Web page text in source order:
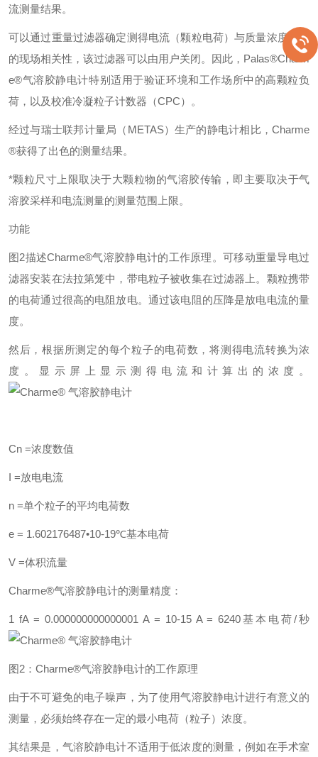
流测量结果。
可以通过重量过滤器确定测得电流（颗粒电荷）与质量浓度之间
的现场相关性，该过滤器可以由用户关闭。因此，Palas®Charm
e®气溶胶静电计特别适用于验证环境和工作场所中的高颗粒负
荷，以及校准冷凝粒子计数器（CPC）。
经过与瑞士联邦计量局（METAS）生产的静电计相比，Charme
®获得了出色的测量结果。
*颗粒尺寸上限取决于大颗粒物的气溶胶传输，即主要取决于气
溶胶采样和电流测量的测量范围上限。
功能
图2描述Charme®气溶胶静电计的工作原理。可移动重量导电过
滤器安装在法拉第笼中，带电粒子被收集在过滤器上。颗粒携带
的电荷通过很高的电阻放电。通过该电阻的压降是放电电流的量
度。
然后，根据所测定的每个粒子的电荷数，将测得电流转换为浓
度。显示屏上显示测得电流和计算出的浓度。
Cn =浓度数值
I =放电电流
n =单个粒子的平均电荷数
e = 1.602176487•10-19℃基本电荷
V =体积流量
Charme®气溶胶静电计的测量精度：
1 fA = 0.000000000000001 A = 10-15 A = 6240基本电荷/秒
图2：Charme®气溶胶静电计的工作原理
由于不可避免的电子噪声，为了使用气溶胶静电计进行有意义的
测量，必须始终存在一定的最小电荷（粒子）浓度。
其结果是，气溶胶静电计不适用于低浓度的测量，例如在手术室